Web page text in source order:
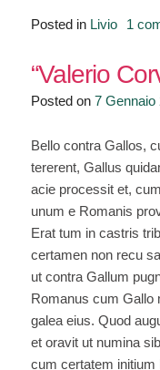
Posted in Livio 1
“Valerio
Posted on 7 Gennaio
Bello contra Gallos,
tererent, Gallus
acie processit et,
unum e Romanis
Erat tum in castris
certamen non recu
ut contra Gallum
Romanus cum Gallo
galea eius. Quod
et oravit ut numina
cum certatem initium